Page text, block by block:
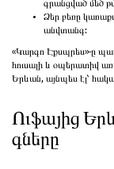
գրանցված մեծ
Ձեր բեռը
անվտանգ:
«Կարգո Էքսպրես»-ը
հուսալի և օպերատիվ
Երևան, այնպես էլ՝
Ուֆայից
գները